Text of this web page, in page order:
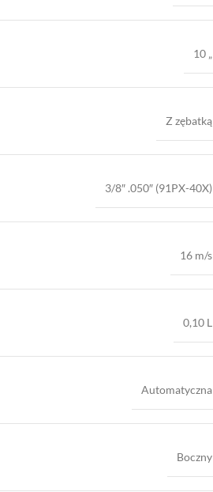
10 „
Z zębatką
3/8″ .050″ (91PX-40X)
16 m/s
0,10 L
Automatyczna
Boczny